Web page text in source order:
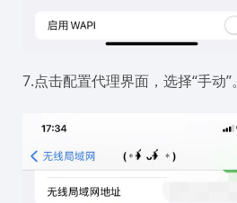
7.点击配置代理界面，选择“手动”。